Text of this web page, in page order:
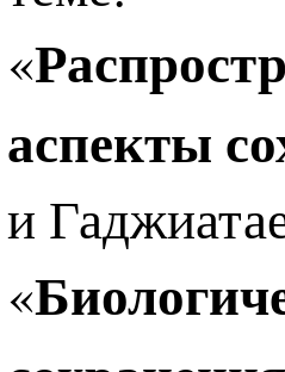
«
аспекты
и
«